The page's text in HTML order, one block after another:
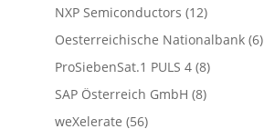
NXP Semiconductors (12)
Oesterreichische Nationalbank(6)
ProSiebenSat.1 PULS 4(8)
SAP Österreich GmbH (8)
weXelerate (56)